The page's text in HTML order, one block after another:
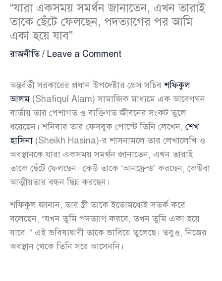
“যারা একসময় সমর্থন জানাতেন, এখন তারাই
তাকে ছেঁটে ফেলছেন, পদত্যাগের পর আমি
একা হয়ে যাব”
রাজনীতি/ Leave a Comment
অন্তর্বর্তী সরকারের প্রধান উপদেষ্টার প্রেস সচিবশফিকুল
আলম (Shafiqul Alam) সামাজিক মাধ্যমে এক আবেগঘন
বার্তায় তার পেশাগত ও ব্যক্তিগত জীবনের সংকট তুলে
ধরেছেন। শনিবার তার ফেসবুক পোস্টে তিনি লেখেন, শেখ
হাসিনা (Sheikh Hasina)-র শাসনামলে তার লেখালেখি ও
অবস্থানকে যারা একসময় সমর্থন জানাতেন, এখন তারাই
তাকে ছেঁটে ফেলছেন। কেউ তাকে ‘আনফ্রেন্ড’ করছেন, কেউবা
আত্মীয়তার বন্ধন ছিন্ন করছেন।
শফিকুল জানান, তার স্ত্রী তাকে ইতোমধ্যেই সতর্ক করে
বলেছেন, “যখন তুমি পদত্যাগ করবে, তখন তুমি একা হয়ে
যাবে।” এই ভবিষ্যদ্বাণী তাকে ভাবিয়ে তুলেছে। তবুও, নিজের
অবস্থান থেকে তিনি সরে আসেননি।